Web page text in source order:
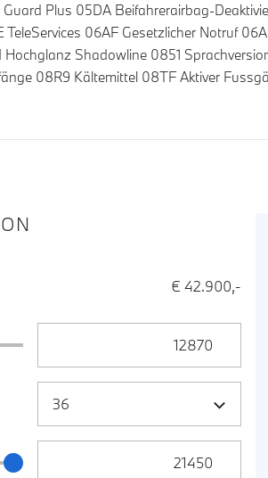
Plus 05DA Beifahrerairbag-
06AF Gesetzlicher Notruf
Shadowline 0851
08R9 Kältemittel 08TF Aktiver
€ 42.900,-